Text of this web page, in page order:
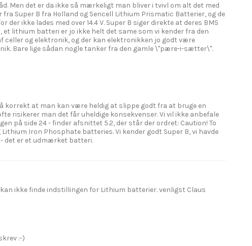
Men det er da ikke så mærkeligt man bliver i tvivl om alt det med
Super B fra Holland og Sencell Lithium Prismatic Batterier, og de
ikke lades med over 14.4 V. Super B siger direkte at deres BMS
lithium batteri er jo ikke helt det same som vi kender fra den
og elektronik, og der kan elektronikken jo godt være
Bare lige sådan nogle tanker fra den gamle \"pære-i-sætter\".
korrekt at man kan være heldig at slippe godt fra at bruge en
risikerer man det får uheldige konsekvenser. Vi vil ikke anbefale
på side 24 - finder afsnittet 5.2, der står der ordret: Caution! To
Iron Phosphate batteries. Vi kender godt Super B, vi havde
- det er et udmærket batteri.
ikke finde indstillingen for Lithium batterier. venligst Claus
:-)